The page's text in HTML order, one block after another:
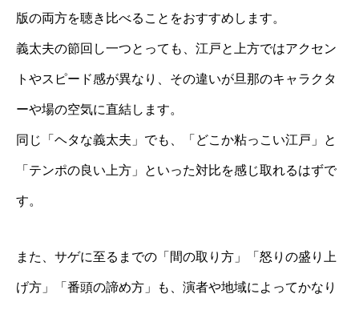
版の両方を聴き比べることをおすすめします。
義太夫の節回し一つとっても、江戸と上方ではアクセン
トやスピード感が異なり、その違いが旦那のキャラクタ
ーや場の空気に直結します。
同じ「ヘタな義太夫」でも、「どこか粘っこい江戸」と
「テンポの良い上方」といった対比を感じ取れるはずで
す。
また、サゲに至るまでの「間の取り方」「怒りの盛り上
げ方」「番頭の諦め方」も、演者や地域によってかなり